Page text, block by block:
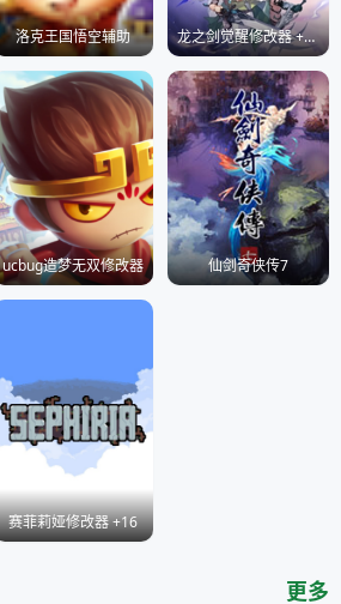
洛克王国悟空辅助 龙之剑觉醒修改器 +53
ucbug造梦无双修改器 仙剑奇侠传7
赛菲莉娅修改器 +16
更多